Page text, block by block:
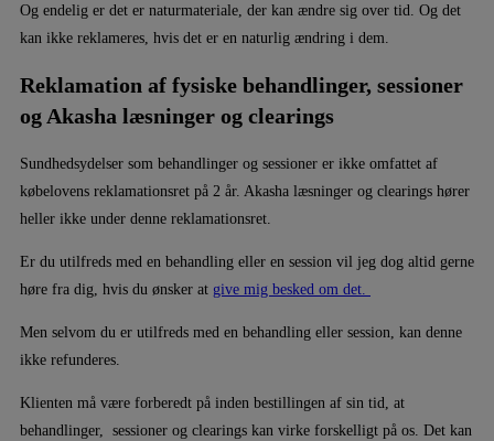
Og endelig er det er naturmateriale, der kan ændre sig over tid. Og det
kan ikke reklameres, hvis det er en naturlig ændring i dem.
Reklamation af fysiske behandlinger, sessioner
og Akasha læsninger og clearings
Sundhedsydelser som behandlinger og sessioner er ikke omfattet af
købelovens reklamationsret på 2 år. Akasha læsninger og clearings hører
heller ikke under denne reklamationsret.
Er du utilfreds med en behandling eller en session vil jeg dog altid gerne
høre fra dig, hvis du ønsker at give mig besked om det.
Men selvom du er utilfreds med en behandling eller session, kan denne
ikke refunderes.
Klienten må være forberedt på inden bestillingen af sin tid, at
behandlinger, sessioner og clearings kan virke forskelligt på os. Det kan